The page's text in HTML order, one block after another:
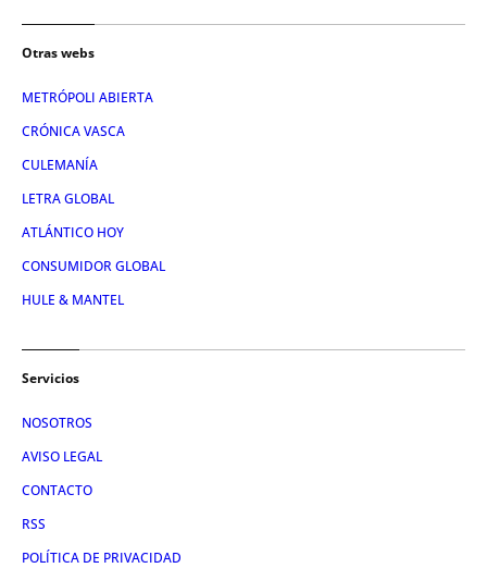
Otras webs
METRÓPOLI ABIERTA
CRÓNICA VASCA
CULEMANÍA
LETRA GLOBAL
ATLÁNTICO HOY
CONSUMIDOR GLOBAL
HULE & MANTEL
Servicios
NOSOTROS
AVISO LEGAL
CONTACTO
RSS
POLÍTICA DE PRIVACIDAD